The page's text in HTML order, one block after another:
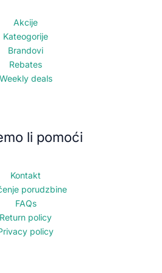
Akcije
Kateogorije
Brandovi
Rebates
Weekly deals
li pomoći
Kontakt
porudzbine
FAQs
Return policy
policy